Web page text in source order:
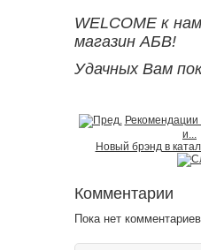
WELCOME к
магазин АБВ!
Удачных Вам
Рекомендации
и...
Новый брэнд в
Комментарии
Пока нет комментариев